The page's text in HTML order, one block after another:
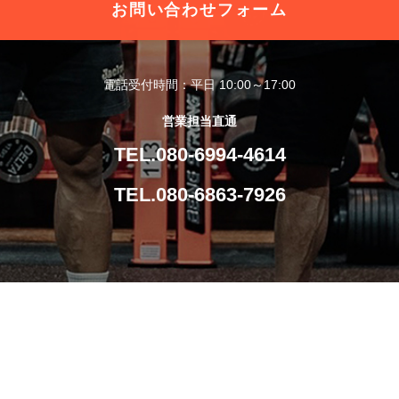
お問い合わせフォーム
電話受付時間：平日 10:00～17:00
営業担当直通
TEL.080-6994-4614
TEL.080-6863-7926